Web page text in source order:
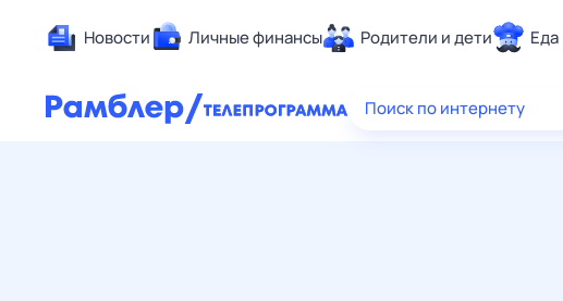
Новости Личные финансы Родители и дети Еда
Здоровье
Поиск по интернету